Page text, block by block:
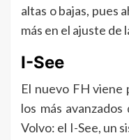
altas o bajas, pues
más en el ajuste de
I-See
El nuevo FH viene
los más
Volvo: el I-See, un